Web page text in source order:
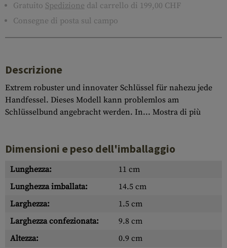
Gratuito Spedizione dal carrello di 199,00 CHF
Consegne di posta sul campo
Descrizione
Extrem robuster und innovater Schlüssel für nahezu jede
Handfessel. Dieses Modell kann problemlos am
Schlüsselbund angebracht werden. In... Mostra di più
Dimensioni e peso dell'imballaggio
Lunghezza:
11 cm
Lunghezza imballata:
14.5 cm
Larghezza:
1.5 cm
Larghezza confezionata:
9.8 cm
Altezza:
0.9 cm